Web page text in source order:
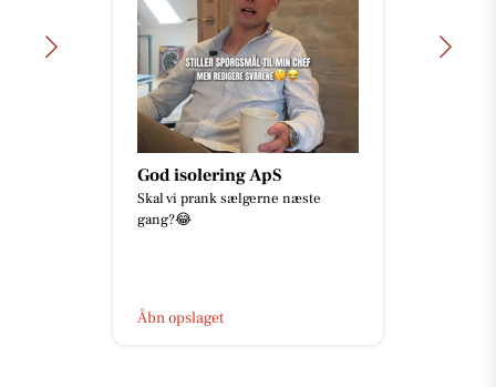
God isolering ApS
Skal vi prank sælgerne næste
gang?😂
Åbn opslaget